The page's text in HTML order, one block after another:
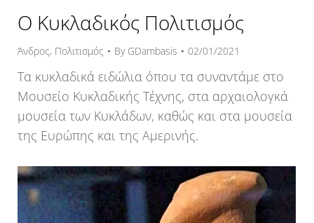
Ο Κυκλαδικός Πολιτισμός
Άνδρος, Πολιτισμός By GDambasis 02/01/2021
Τα κυκλαδικά ειδώλια όπου τα συναντάμε στο
Μουσείο Κυκλαδικής Τέχνης, στα αρχαιολογκά
μουσεία των Κυκλάδων, καθώς και στα μουσεία
της Ευρώπης και της Αμερινής.